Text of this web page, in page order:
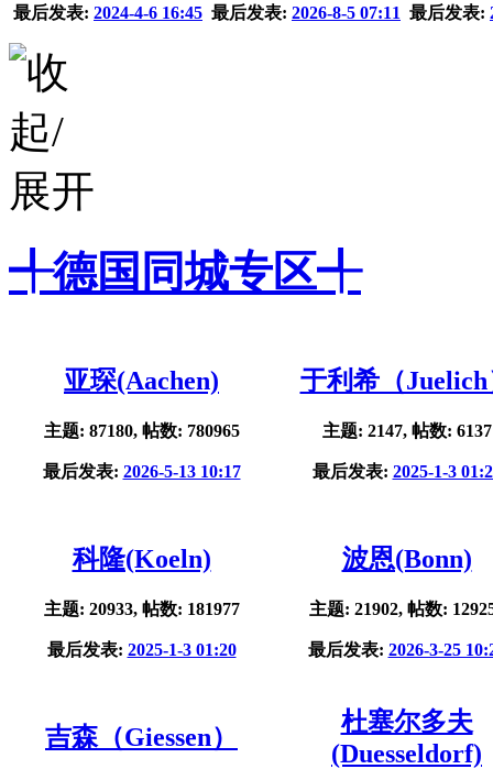
最后发表: 2024-4-6 16:45 最后发表: 2026-8-5 07:11 最后发表:
╃德国同城专区╃
亚琛(Aachen)
主题: 87180, 帖数: 780965
最后发表: 2026-5-13 10:17
于利希（Juelich
主题: 2147, 帖数: 6137
最后发表: 2025-1-3
科隆(Koeln)
主题: 20933, 帖数: 181977
最后发表: 2025-1-3 01:20
波恩(Bonn)
主题: 21902, 帖数:
最后发表: 2026-3-25
吉森（Giessen）
杜塞尔多夫
(Duesseldorf)